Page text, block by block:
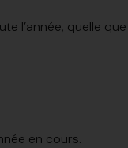
l’année, quelle que
en cours.